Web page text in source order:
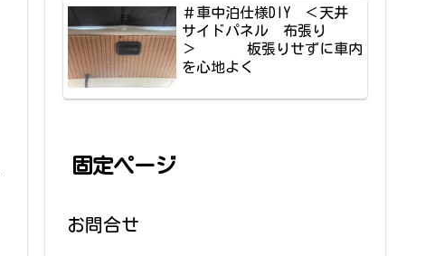
＃車中泊仕様DIY ＜天井
サイドパネル 布張り
＞ 板張りせずに車内
を心地よく
固定ページ
お問合せ